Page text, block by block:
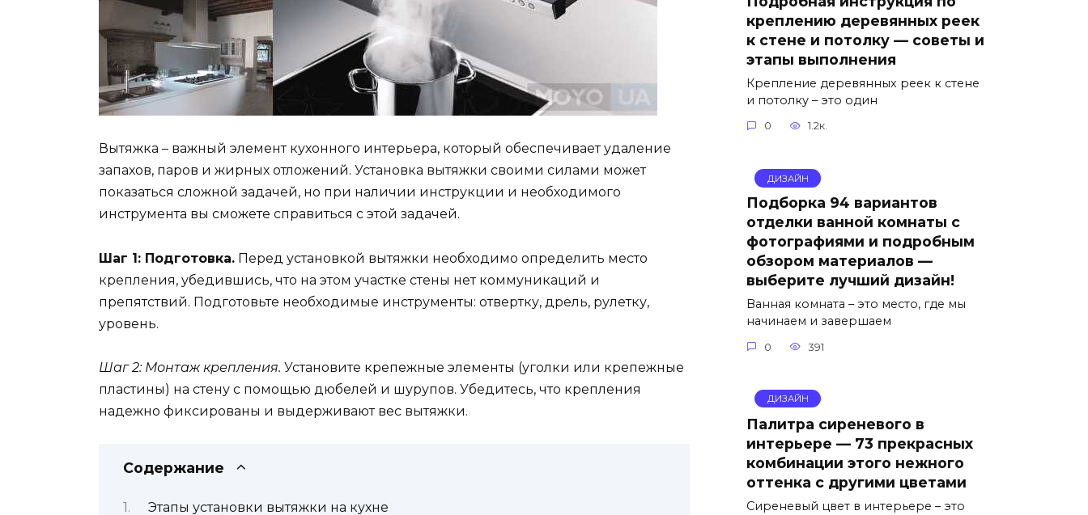
Вытяжка – важный элемент кухонного интерьера, который обеспечивает удаление
запахов, паров и жирных отложений. Установка вытяжки своими силами может
показаться сложной задачей, но при наличии инструкции и необходимого
инструмента вы сможете справиться с этой задачей.
Шаг 1: Подготовка. Перед установкой вытяжки необходимо определить место
крепления, убедившись, что на этом участке стены нет коммуникаций и
препятствий. Подготовьте необходимые инструменты: отвертку, дрель, рулетку,
уровень.
Шаг 2: Монтаж крепления. Установите крепежные элементы (уголки или крепежные
пластины) на стену с помощью дюбелей и шурупов. Убедитесь, что крепления
надежно фиксированы и выдерживают вес вытяжки.
Содержание
Этапы установки вытяжки на кухне
креплению деревянных реек
к стене и потолку — советы и
этапы выполнения
Крепление деревянных реек к стене
и потолку – это один
0 1.2к.
ДИЗАЙН
Подборка 94 вариантов
отделки ванной комнаты с
фотографиями и подробным
обзором материалов —
выберите лучший дизайн!
Ванная комната – это место, где мы
начинаем и завершаем
0 391
ДИЗАЙН
Палитра сиреневого в
интерьере — 73 прекрасных
комбинации этого нежного
оттенка с другими цветами
Сиреневый цвет в интерьере – это